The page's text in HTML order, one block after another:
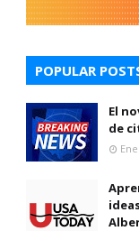
POPULAR
El
de